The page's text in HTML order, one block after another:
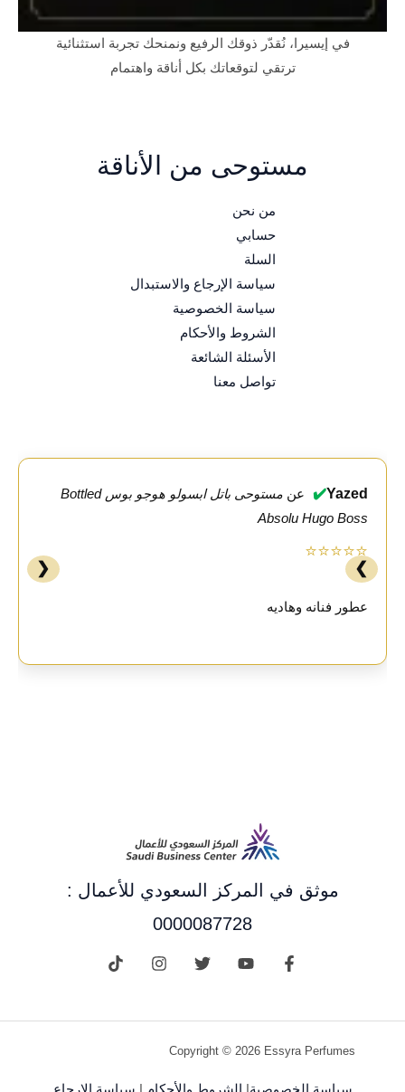
في إيسيرا، نُقدّر ذوقك الرفيع ونمنحك تجربة استثنائية
ترتقي لتوقعاتك بكل أناقة واهتمام
مستوحى من الأناقة
من نحن
حسابي
السلة
سياسة الإرجاع والاستبدال
سياسة الخصوصية
الشروط والأحكام
الأسئلة الشائعة
تواصل معنا
Yazed
✔️ عن
مستوحى باتل ابسولو هوجو بوس Bottled
Absolu Hugo Boss
⭐⭐⭐⭐⭐
عطور فنانه وهاديه
❮ ❯
موثق في المركز السعودي للأعمال :
0000087728
Copyright © 2026 Essyra Perfumes